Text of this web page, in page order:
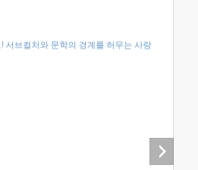
서브컬처와 문학의 경계를 허무는 사랑